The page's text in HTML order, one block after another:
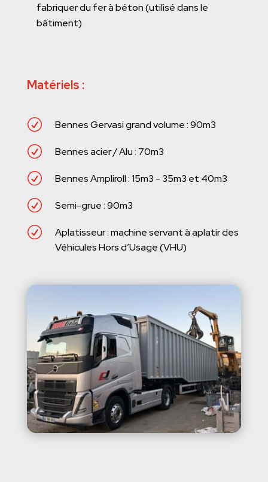
fabriquer du fer à béton (utilisé dans le
bâtiment)
Matériels :
R Bennes Gervasi grand volume : 90m3
R Bennes acier / Alu : 70m3
R Bennes Ampliroll : 15m3 - 35m3 et 40m3
R Semi-grue : 90m3
R
Aplatisseur : machine servant à aplatir des
Véhicules Hors d’Usage (VHU)